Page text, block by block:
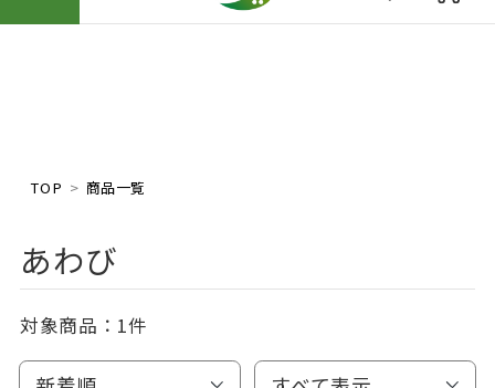
TOP 商品一覧
あわび
対象商品： 1件